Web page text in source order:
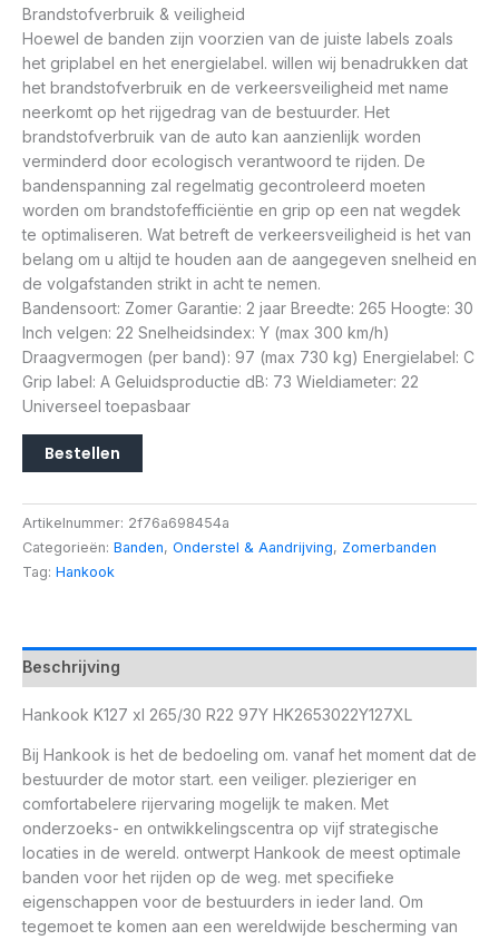
Brandstofverbruik & veiligheid
Hoewel de banden zijn voorzien van de juiste labels zoals
het griplabel en het energielabel. willen wij benadrukken dat
het brandstofverbruik en de verkeersveiligheid met name
neerkomt op het rijgedrag van de bestuurder. Het
brandstofverbruik van de auto kan aanzienlijk worden
verminderd door ecologisch verantwoord te rijden. De
bandenspanning zal regelmatig gecontroleerd moeten
worden om brandstofefficiëntie en grip op een nat wegdek
te optimaliseren. Wat betreft de verkeersveiligheid is het van
belang om u altijd te houden aan de aangegeven snelheid en
de volgafstanden strikt in acht te nemen.
Bandensoort: Zomer Garantie: 2 jaar Breedte: 265 Hoogte: 30
Inch velgen: 22 Snelheidsindex: Y (max 300 km/h)
Draagvermogen (per band): 97 (max 730 kg) Energielabel: C
Grip label: A Geluidsproductie dB: 73 Wieldiameter: 22
Universeel toepasbaar
Bestellen
Artikelnummer: 2f76a698454a
Categorieën: Banden, Onderstel & Aandrijving, Zomerbanden
Tag: Hankook
Beschrijving
Hankook K127 xl 265/30 R22 97Y HK2653022Y127XL
Bij Hankook is het de bedoeling om. vanaf het moment dat de
bestuurder de motor start. een veiliger. plezieriger en
comfortabelere rijervaring mogelijk te maken. Met
onderzoeks- en ontwikkelingscentra op vijf strategische
locaties in de wereld. ontwerpt Hankook de meest optimale
banden voor het rijden op de weg. met specifieke
eigenschappen voor de bestuurders in ieder land. Om
tegemoet te komen aan een wereldwijde bescherming van